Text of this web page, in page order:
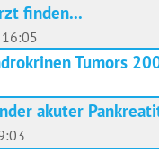
finden...
Tumors
akuter